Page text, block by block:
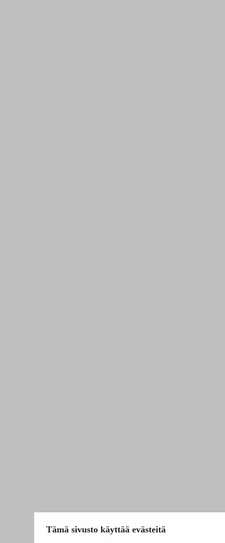
Tämä sivusto käyttää evästeitä